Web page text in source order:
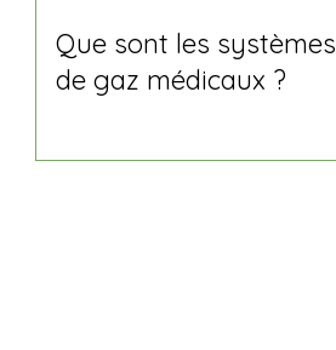
Que sont les systèmes
de gaz médicaux ?